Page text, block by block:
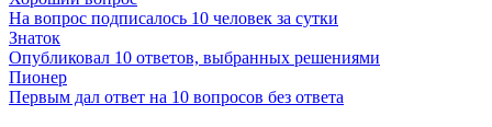
На вопрос подписалось 10 человек за сутки
Знаток
Опубликовал 10 ответов, выбранных решениями
Пионер
Первым дал ответ на 10 вопросов без ответа